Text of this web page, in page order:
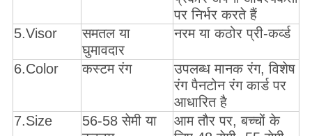
पर निर्भर करते हैं
5.Visor
समतल या
घुमावदार
नरम या कठोर प्री-कर्व्ड
6.Color कस्टम रंग
उपलब्ध मानक रंग, विशेष
रंग पैनटोन रंग कार्ड पर
आधारित है
7.Size
56-58 सेमी या
आम तौर पर, बच्चों के